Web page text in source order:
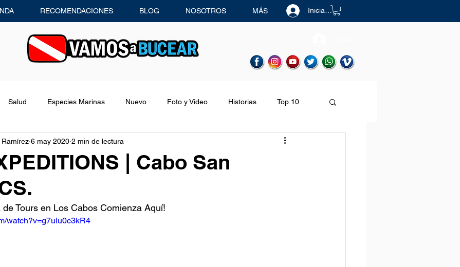
RECOMENDACIONES BLOG NOSOTROS MÁS Iniciar sesión
Salud Especies Marinas Nuevo Foto y Video Historias Top 10
Consejos de Buceo Recomendaciones
Equipo de Buceo
| Cabo San
6 may 2020 2 min de lectura
Tours en Los Cabos Comienza Aquí!
watch?v=g7uIu0c3kR4